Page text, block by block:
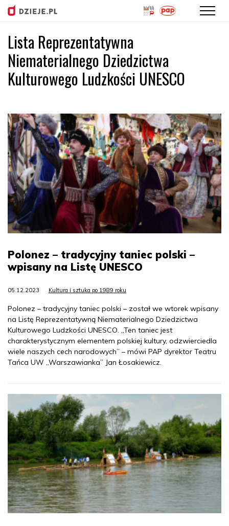
Przejdź
do
treści
Lista Reprezentatywna
Niematerialnego Dziedzictwa
Kulturowego Ludzkości UNESCO
Polonez – tradycyjny taniec polski –
wpisany na Listę UNESCO
05.12.2023 Kultura i sztuka po 1989 roku
Polonez – tradycyjny taniec polski – został we wtorek wpisany
na Listę Reprezentatywną Niematerialnego Dziedzictwa
Kulturowego Ludzkości UNESCO. „Ten taniec jest
charakterystycznym elementem polskiej kultury, odzwierciedla
wiele naszych cech narodowych” – mówi PAP dyrektor Teatru
Tańca UW „Warszawianka” Jan Łosakiewicz.